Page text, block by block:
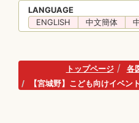
LANGUAGE
ENGLISH
中文簡体
トップページ 各
【宮城野】こども向けイベント